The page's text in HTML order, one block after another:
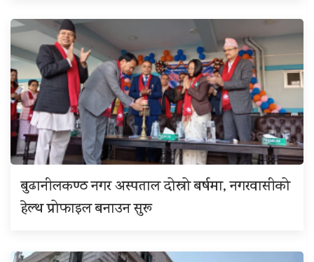
बुढानीलकण्ठ नगर अस्पताल दोस्रो बर्षमा, नगरवासीको
हेल्थ प्रोफाइल बनाउन सुरू